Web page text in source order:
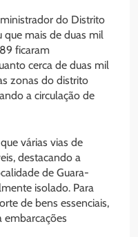
do Distrito
que mais de duas mil
ficaram
cerca de duas mil
zonas do distrito
a circulação de
várias vias de
destacando a
de Guara-
isolado. Para
de bens essenciais,
embarcações